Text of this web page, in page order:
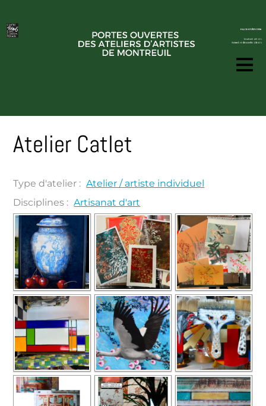
Atelier Catlet
Type d'atelier : Atelier / artiste individuel
Disciplines : Artisanat d'art